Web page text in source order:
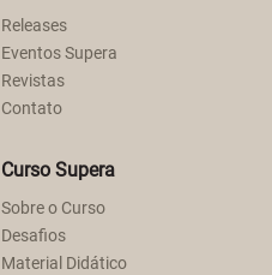
Releases
Eventos Supera
Revistas
Contato
Curso Supera
Sobre o Curso
Desafios
Material Didático